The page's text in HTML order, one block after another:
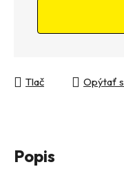
Tlač Opýtať
Popis